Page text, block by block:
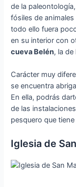
de la
fósiles de
todo ello fuera
en su interior con
cueva Belén, la de
Carácter muy
se encuentra
En ella, podrás
de las
pesquero que tiene
Iglesia de